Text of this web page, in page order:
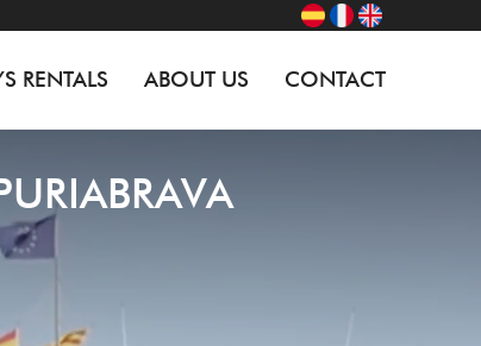
RENTALS ABOUT US CONTACT